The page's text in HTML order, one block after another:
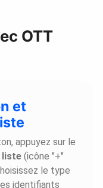
OTT
et
appuyez sur le
liste (icône "+"
le type
identifiants